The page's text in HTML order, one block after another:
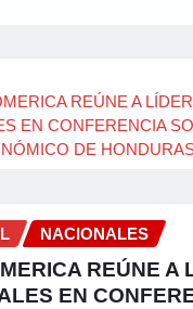
REÚNE A
EN CONFERENCIA
DE
NACIONALES
REÚNE A
EN